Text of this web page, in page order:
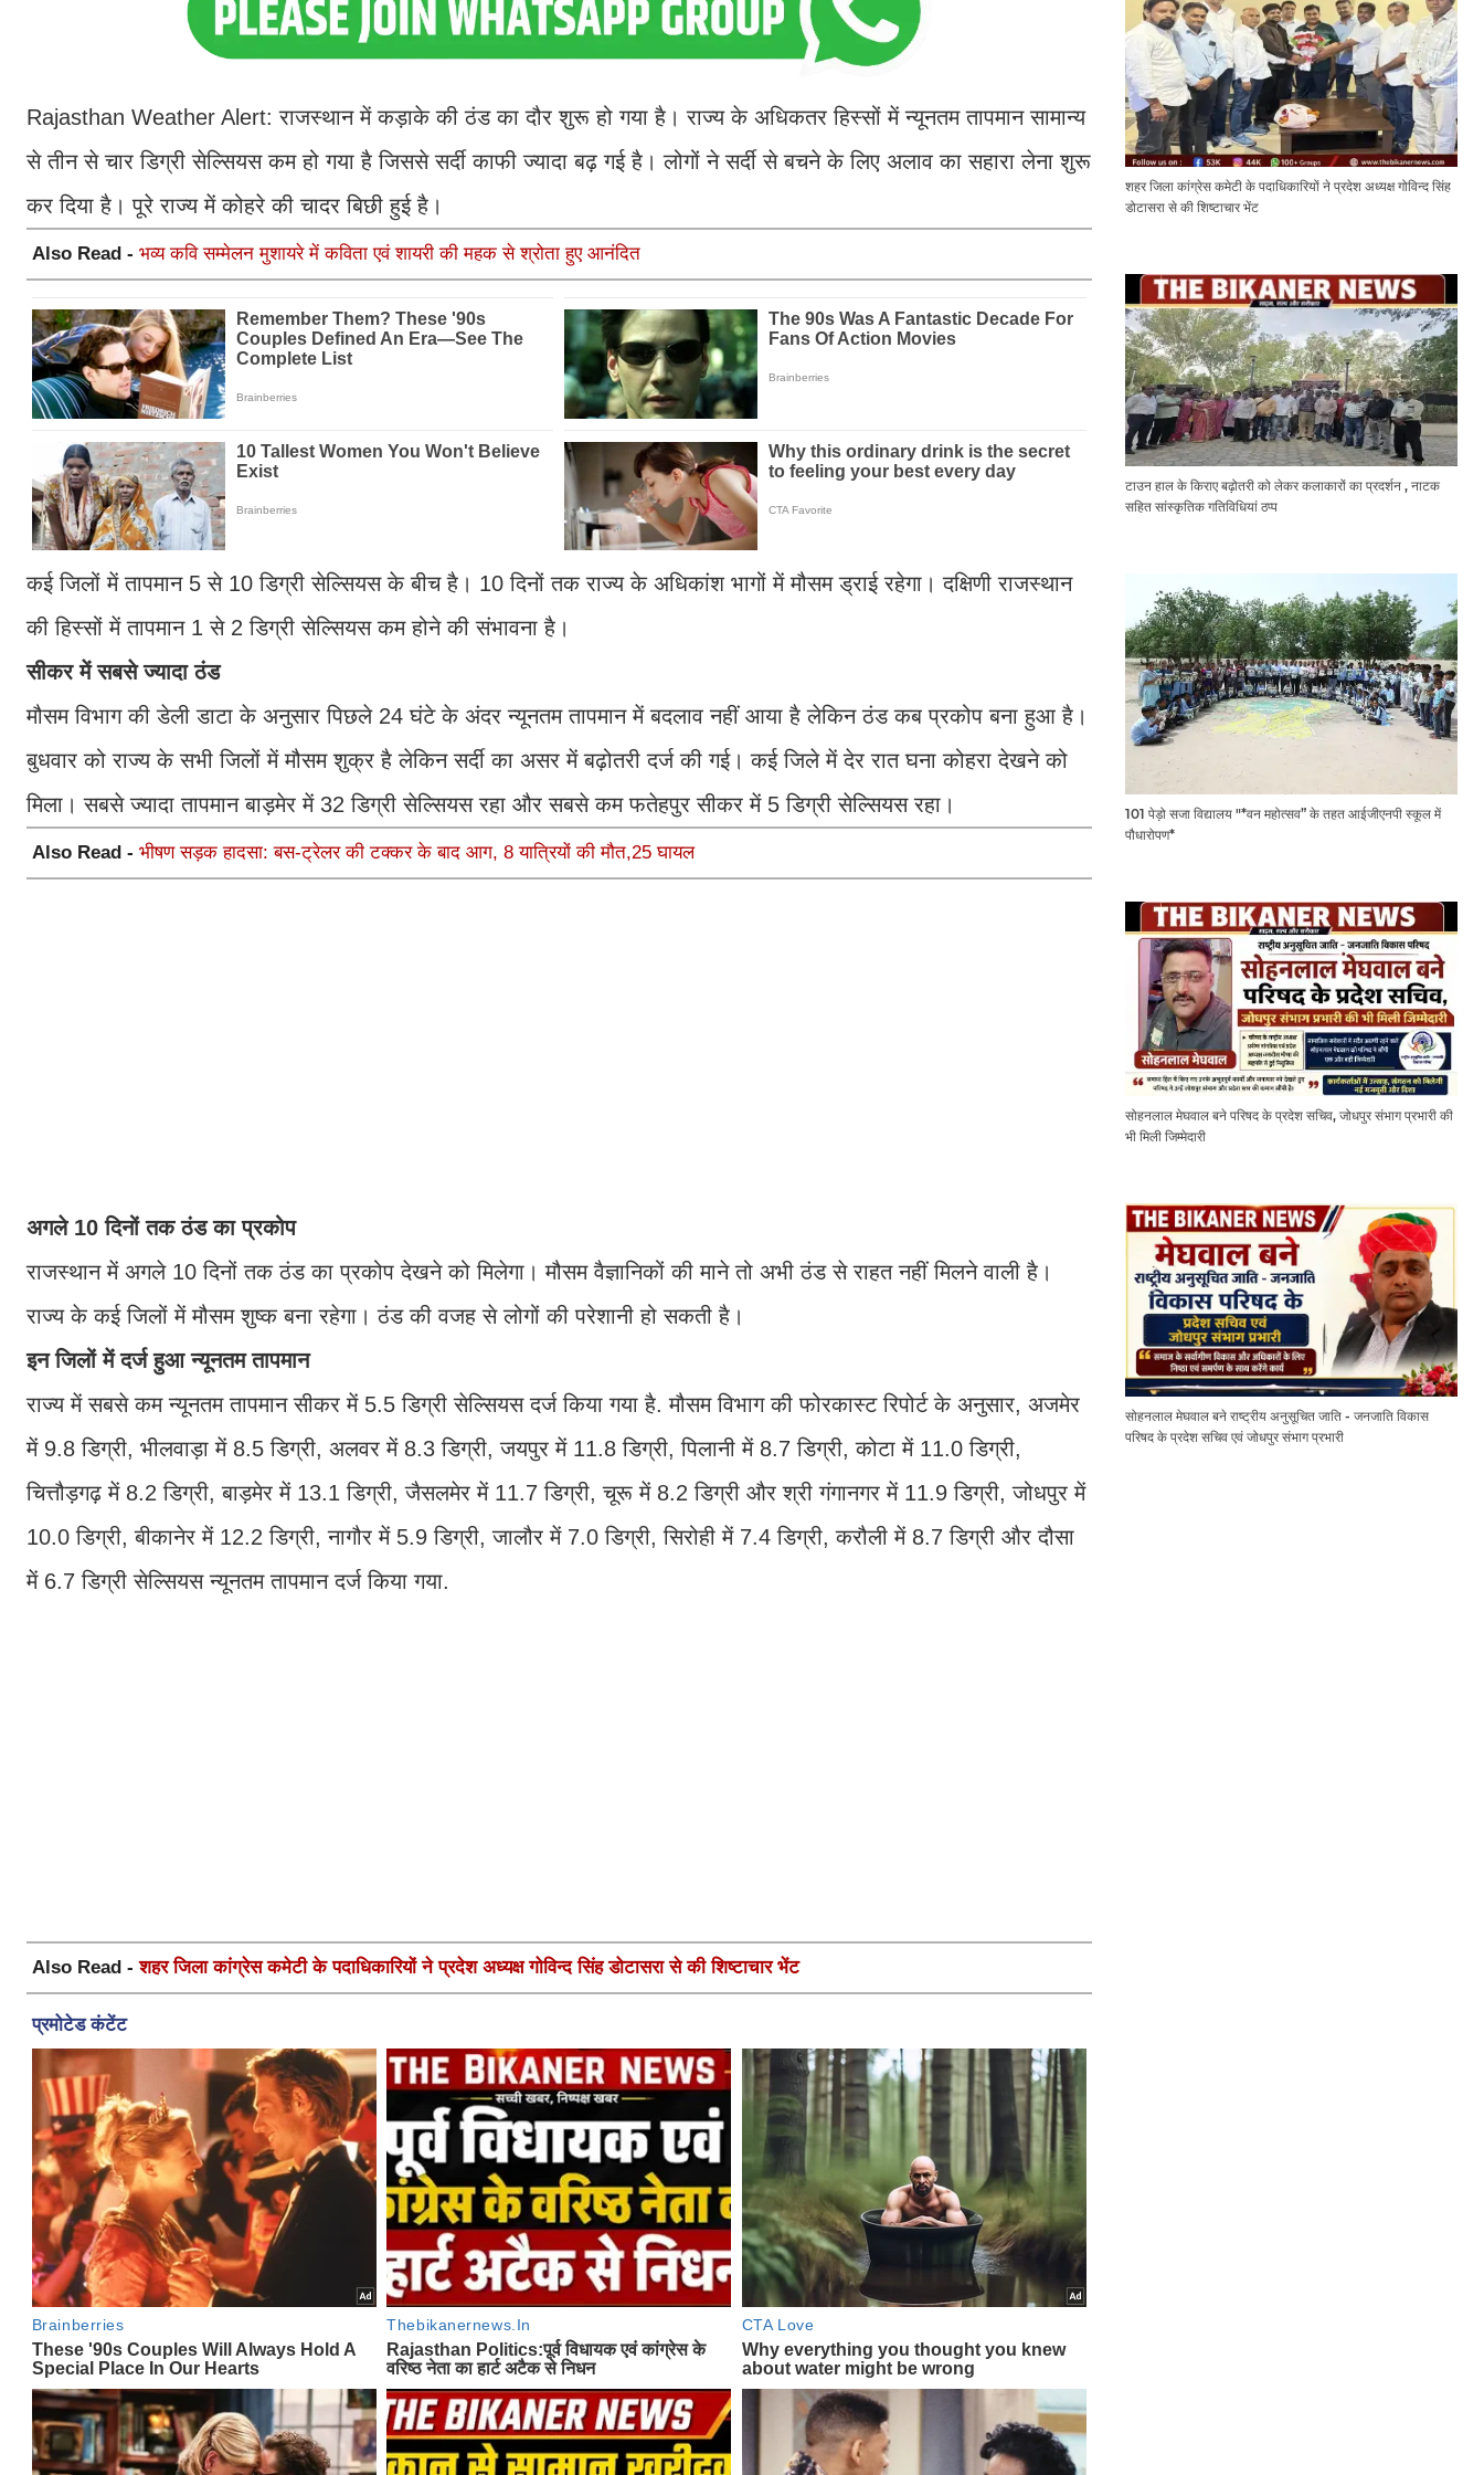
Rajasthan Weather Alert: राजस्थान में कड़ाके की ठंड का दौर शुरू हो गया है। राज्य के अधिकतर हिस्सों में न्यूनतम तापमान सामान्य
से तीन से चार डिग्री सेल्सियस कम हो गया है जिससे सर्दी काफी ज्यादा बढ़ गई है। लोगों ने सर्दी से बचने के लिए अलाव का सहारा लेना शुरू
कर दिया है। पूरे राज्य में कोहरे की चादर बिछी हुई है।
Also Read - भव्य कवि सम्मेलन मुशायरे में कविता एवं शायरी की महक से श्रोता हुए आनंदित
कई जिलों में तापमान 5 से 10 डिग्री सेल्सियस के बीच है। 10 दिनों तक राज्य के अधिकांश भागों में मौसम ड्राई रहेगा। दक्षिणी राजस्थान
की हिस्सों में तापमान 1 से 2 डिग्री सेल्सियस कम होने की संभावना है।
सीकर में सबसे ज्यादा ठंड
मौसम विभाग की डेली डाटा के अनुसार पिछले 24 घंटे के अंदर न्यूनतम तापमान में बदलाव नहीं आया है लेकिन ठंड कब प्रकोप बना हुआ है।
बुधवार को राज्य के सभी जिलों में मौसम शुक्र है लेकिन सर्दी का असर में बढ़ोतरी दर्ज की गई। कई जिले में देर रात घना कोहरा देखने को
मिला। सबसे ज्यादा तापमान बाड़मेर में 32 डिग्री सेल्सियस रहा और सबसे कम फतेहपुर सीकर में 5 डिग्री सेल्सियस रहा।
Also Read - भीषण सड़क हादसा: बस-ट्रेलर की टक्कर के बाद आग, 8 यात्रियों की मौत,25 घायल
अगले 10 दिनों तक ठंड का प्रकोप
राजस्थान में अगले 10 दिनों तक ठंड का प्रकोप देखने को मिलेगा। मौसम वैज्ञानिकों की माने तो अभी ठंड से राहत नहीं मिलने वाली है।
राज्य के कई जिलों में मौसम शुष्क बना रहेगा। ठंड की वजह से लोगों की परेशानी हो सकती है।
इन जिलों में दर्ज हुआ न्यूनतम तापमान
राज्य में सबसे कम न्यूनतम तापमान सीकर में 5.5 डिग्री सेल्सियस दर्ज किया गया है. मौसम विभाग की फोरकास्ट रिपोर्ट के अनुसार, अजमेर
में 9.8 डिग्री, भीलवाड़ा में 8.5 डिग्री, अलवर में 8.3 डिग्री, जयपुर में 11.8 डिग्री, पिलानी में 8.7 डिग्री, कोटा में 11.0 डिग्री,
चित्तौड़गढ़ में 8.2 डिग्री, बाड़मेर में 13.1 डिग्री, जैसलमेर में 11.7 डिग्री, चूरू में 8.2 डिग्री और श्री गंगानगर में 11.9 डिग्री, जोधपुर में
10.0 डिग्री, बीकानेर में 12.2 डिग्री, नागौर में 5.9 डिग्री, जालौर में 7.0 डिग्री, सिरोही में 7.4 डिग्री, करौली में 8.7 डिग्री और दौसा
में 6.7 डिग्री सेल्सियस न्यूनतम तापमान दर्ज किया गया.
Also Read -शहर जिला कांग्रेस कमेटी के पदाधिकारियों ने प्रदेश अध्यक्ष गोविन्द सिंह डोटासरा से की शिष्टाचार भेंट
शहर जिला कांग्रेस कमेटी के पदाधिकारियों ने प्रदेश अध्यक्ष गोविन्द सिंह
डोटासरा से की शिष्टाचार भेंट
टाउन हाल के किराए बढ़ोतरी को लेकर कलाकारों का प्रदर्शन , नाटक
सहित सांस्कृतिक गतिविधियां ठप्प
101 पेड़ो सजा विद्यालय "*वन महोत्सव” के तहत आईजीएनपी स्कूल में
पौधारोपण*
सोहनलाल मेघवाल बने परिषद के प्रदेश सचिव, जोधपुर संभाग प्रभारी की
भी मिली जिम्मेदारी
सोहनलाल मेघवाल बने राष्ट्रीय अनुसूचित जाति - जनजाति विकास
परिषद के प्रदेश सचिव एवं जोधपुर संभाग प्रभारी